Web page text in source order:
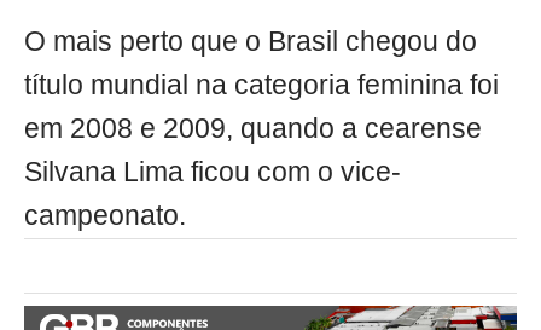
O mais perto que o Brasil chegou do
título mundial na categoria feminina foi
em 2008 e 2009, quando a cearense
Silvana Lima ficou com o vice-
campeonato.